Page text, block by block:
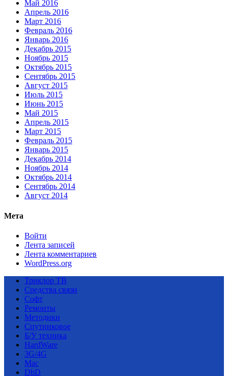
Май 2016
Апрель 2016
Март 2016
Февраль 2016
Январь 2016
Декабрь 2015
Ноябрь 2015
Октябрь 2015
Сентябрь 2015
Август 2015
Июль 2015
Июнь 2015
Май 2015
Апрель 2015
Март 2015
Февраль 2015
Январь 2015
Декабрь 2014
Ноябрь 2014
Октябрь 2014
Сентябрь 2014
Август 2014
Мета
Войти
Лента записей
Лента комментариев
WordPress.org
Триклор ТВ
Средства связи
Софт
Ремонты
Методики
Спутниковое
Б/У техника
HardWare
3G/4G
Mac
DbD